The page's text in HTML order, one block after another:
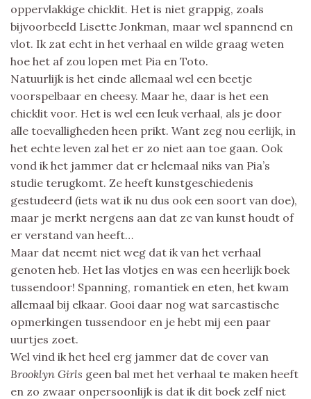
oppervlakkige chicklit. Het is niet grappig, zoals
bijvoorbeeld Lisette Jonkman, maar wel spannend en
vlot. Ik zat echt in het verhaal en wilde graag weten
hoe het af zou lopen met Pia en Toto.
Natuurlijk is het einde allemaal wel een beetje
voorspelbaar en cheesy. Maar he, daar is het een
chicklit voor. Het is wel een leuk verhaal, als je door
alle toevalligheden heen prikt. Want zeg nou eerlijk, in
het echte leven zal het er zo niet aan toe gaan. Ook
vond ik het jammer dat er helemaal niks van Pia’s
studie terugkomt. Ze heeft kunstgeschiedenis
gestudeerd (iets wat ik nu dus ook een soort van doe),
maar je merkt nergens aan dat ze van kunst houdt of
er verstand van heeft…
Maar dat neemt niet weg dat ik van het verhaal
genoten heb. Het las vlotjes en was een heerlijk boek
tussendoor! Spanning, romantiek en eten, het kwam
allemaal bij elkaar. Gooi daar nog wat sarcastische
opmerkingen tussendoor en je hebt mij een paar
uurtjes zoet.
Wel vind ik het heel erg jammer dat de cover van
Brooklyn Girls geen bal met het verhaal te maken heeft
en zo zwaar onpersoonlijk is dat ik dit boek zelf niet